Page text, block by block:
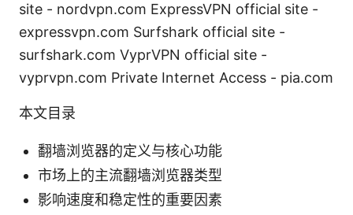
site - nordvpn.com ExpressVPN official site -
expressvpn.com Surfshark official site -
surfshark.com VyprVPN official site -
vyprvpn.com Private Internet Access - pia.com
本文目录
翻墙浏览器的定义与核心功能
市场上的主流翻墙浏览器类型
影响速度和稳定性的重要因素